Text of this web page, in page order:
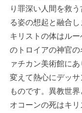
り罪深い人間を救
る姿の想起と融合し
キリストの体はル
のトロイアの神官
ァチカン美術館に
変えて熱心にデッ
ものです。異教世
オコーンの死はキ